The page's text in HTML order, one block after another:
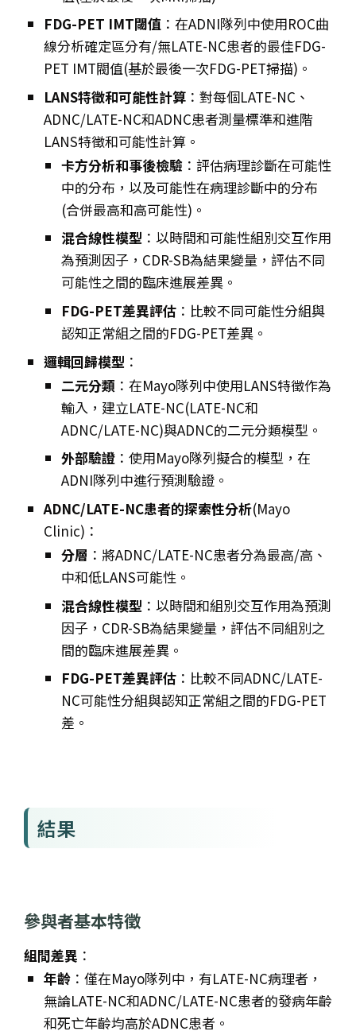
FDG-PET IMT閾值 ：在ADNI隊列中使用ROC曲
線分析確定區分有/無LATE-NC患者的最佳FDG-
PET IMT閥值(基於最後一次FDG-PET掃描)。
LANS特徵和可能性計算 ：對每個LATE-NC、
ADNC/LATE-NC和ADNC患者測量標準和進階
LANS特徵和可能性計算。
卡方分析和事後檢驗 ：評估病理診斷在可能性
中的分布，以及可能性在病理診斷中的分布
(合併最高和高可能性)。
混合線性模型 ：以時間和可能性組別交互作用
為預測因子，CDR-SB為結果變量，評估不同
可能性之間的臨床進展差異。
FDG-PET差異評估 ：比較不同可能性分組與
認知正常組之間的FDG-PET差異。
邏輯回歸模型 ：
二元分類 ：在Mayo隊列中使用LANS特徵作為
輸入，建立LATE-NC(LATE-NC和
ADNC/LATE-NC)與ADNC的二元分類模型。
外部驗證 ：使用Mayo隊列擬合的模型，在
ADNI隊列中進行預測驗證。
ADNC/LATE-NC患者的探索性分析(Mayo
Clinic)：
分層 ：將ADNC/LATE-NC患者分為最高/高、
中和低LANS可能性。
混合線性模型 ：以時間和組別交互作用為預測
因子，CDR-SB為結果變量，評估不同組別之
間的臨床進展差異。
FDG-PET差異評估 ：比較不同ADNC/LATE-
NC可能性分組與認知正常組之間的FDG-PET
差。
結果
參與者基本特徵
組間差異 ：
年齡 ：僅在Mayo隊列中，有LATE-NC病理者，
無論LATE-NC和ADNC/LATE-NC患者的發病年齡
和死亡年齡均高於ADNC患者。